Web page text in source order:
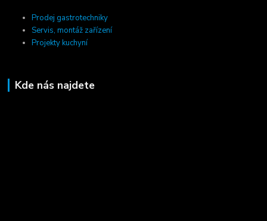
Prodej gastrotechniky
Servis, montáž zařízení
Projekty kuchyní
Kde nás najdete